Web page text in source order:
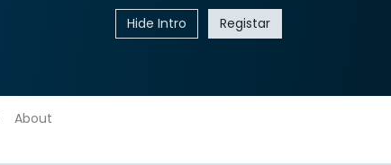
Hide Intro Registar
About